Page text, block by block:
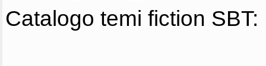
Catalogo temi fiction SBT: